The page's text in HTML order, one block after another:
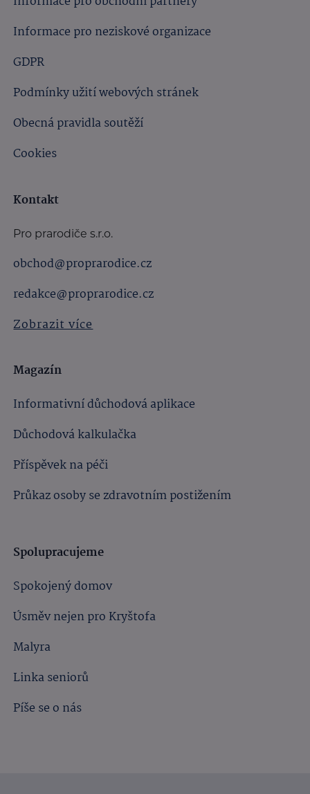
Informace pro neziskové organizace
GDPR
Podmínky užití webových stránek
Obecná pravidla soutěží
Cookies
Kontakt
Pro prarodiče s.r.o.
obchod@proprarodice.cz
redakce@proprarodice.cz
Zobrazit více
Magazín
Informativní důchodová aplikace
Důchodová kalkulačka
Příspěvek na péči
Průkaz osoby se zdravotním postižením
Spolupracujeme
Spokojený domov
Úsměv nejen pro Kryštofa
Malyra
Linka seniorů
Píše se o nás